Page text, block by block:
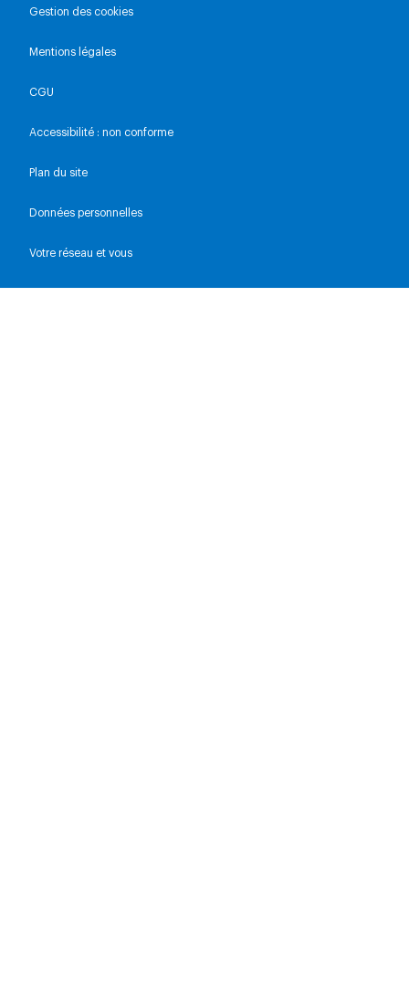
Gestion des cookies
Mentions légales
CGU
Accessibilité : non conforme
Plan du site
Données personnelles
Votre réseau et vous